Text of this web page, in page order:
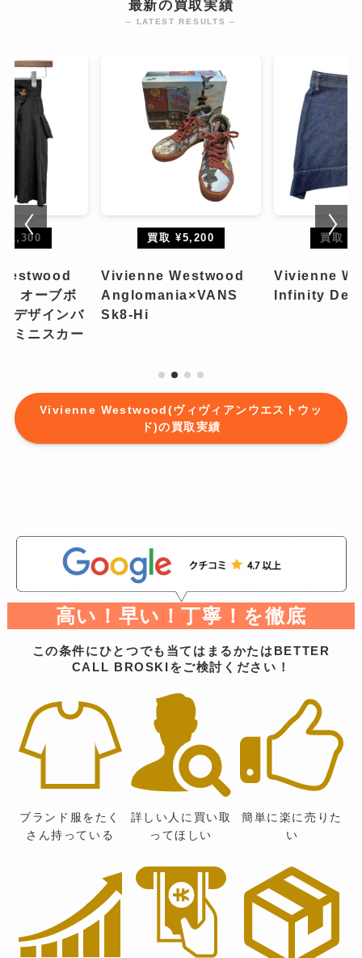
最新の買取実績
– LATEST RESULTS –
¥1,300
オーブボ
デザインバ
ミニスカー
買取 ¥5,200
Vivienne Westwood
Anglomania×VANS
Sk8-Hi
買取
Vivienne
Infinity
Vivienne Westwood(ヴィヴィアンウエストウッ
ド)の買取実績
高い！早い！丁寧！を徹底
この条件にひとつでも当てはまるかたはBETTER
CALL BROSKIをご検討ください！
ブランド服をたく
さん持っている
詳しい人に買い取
ってほしい
簡単に楽に売りた
い